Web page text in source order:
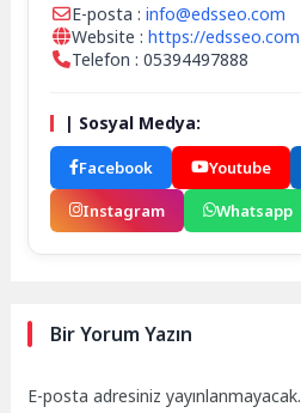
E-posta :info@edsseo.com
Website :https://edsseo.com
Telefon : 05394497888
| Sosyal Medya:
Facebook Youtube
Instagram
Whatsapp
Bir Yorum Yazın
E-posta adresiniz yayınlanmayacak.